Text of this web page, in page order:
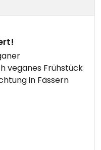
veganes Frühstück
in Fässern